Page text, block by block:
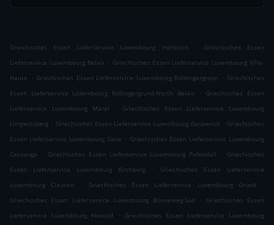
Griechisches Essen Lieferservice Luxembourg Hollerich .
Griechisches Essen
Lieferservice Luxembourg Belair . Griechisches Essen Lieferservice Luxembourg Ville-
Haute
. Griechisches Essen Lieferservice Luxembourg Rollengergronn . Griechisches
Essen Lieferservice Luxembourg Rollingergrund-North Belair
. Griechisches Essen
Lieferservice Luxembourg Märel
.
Griechisches Essen Lieferservice Luxembourg
Limpertsberg . Griechisches Essen Lieferservice Luxembourg Gasperich . Griechisches
Essen Lieferservice Luxembourg Gare
. Griechisches Essen Lieferservice Luxembourg
Cessange
. Griechisches Essen Lieferservice Luxembourg Pafendall . Griechisches
Essen Lieferservice Luxembourg Kirchberg
.
Griechisches Essen Lieferservice
Luxembourg Clausen
. Griechisches Essen Lieferservice Luxembourg Grund
.
Griechisches Essen Lieferservice Luxembourg Bouneweg-Süd
.
Griechisches Essen
Lieferservice Luxembourg Howald
. Griechisches Essen Lieferservice Luxembourg